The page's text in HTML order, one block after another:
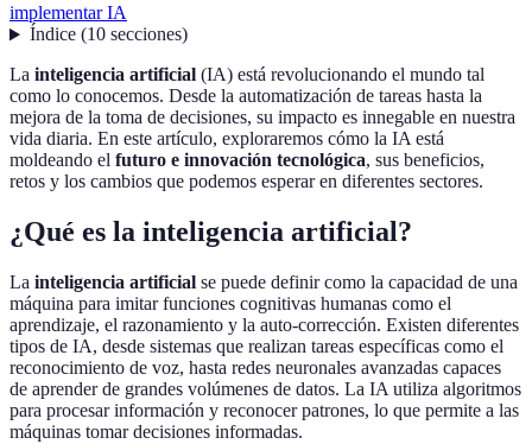
implementar IA
Índice(10 secciones)
La inteligencia artificial (IA) está revolucionando el mundo tal
como lo conocemos. Desde la automatización de tareas hasta la
mejora de la toma de decisiones, su impacto es innegable en nuestra
vida diaria. En este artículo, exploraremos cómo la IA está
moldeando el futuro e innovación tecnológica, sus beneficios,
retos y los cambios que podemos esperar en diferentes sectores.
¿Qué es la inteligencia artificial?
La inteligencia artificial se puede definir como la capacidad de una
máquina para imitar funciones cognitivas humanas como el
aprendizaje, el razonamiento y la auto-corrección. Existen diferentes
tipos de IA, desde sistemas que realizan tareas específicas como el
reconocimiento de voz, hasta redes neuronales avanzadas capaces
de aprender de grandes volúmenes de datos. La IA utiliza algoritmos
para procesar información y reconocer patrones, lo que permite a las
máquinas tomar decisiones informadas.